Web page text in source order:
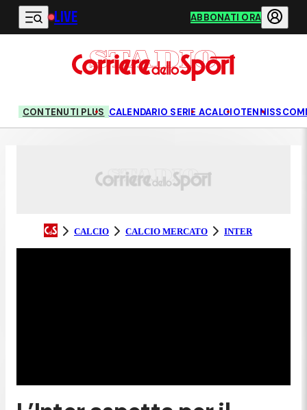
Vai al contenuto principale
LIVE ABBONATI ORA
CONTENUTI PLUS CALENDARIO SERIE ACALCIOTENNIS
CALCIO CALCIO MERCATO INTER